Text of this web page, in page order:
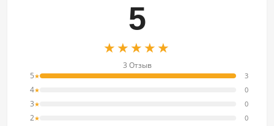
5
★★★★★
3 Отзыв
5★ 3
4★ 0
3★ 0
2★ 0